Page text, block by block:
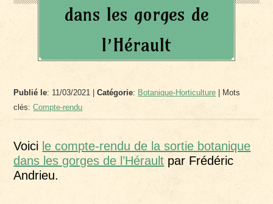
dans les gorges de
l’Hérault
Publié le: 11/03/2021 |Catégorie: Botanique-Horticulture | Mots
clés:Compte-rendu
Voici le compte-rendu de la sortie botanique
dans les gorges de l’Hérault par Frédéric
Andrieu.